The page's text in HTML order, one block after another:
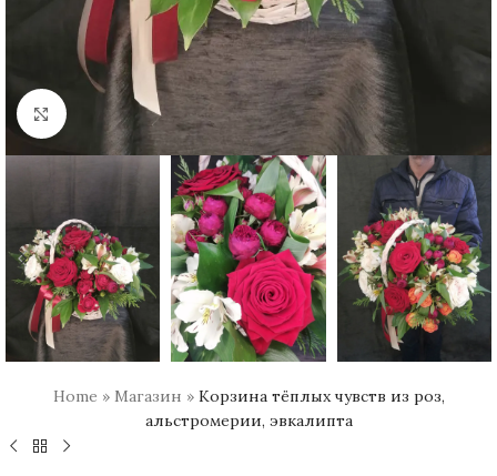
Увеличить
Home » Магазин » Корзина тёплых чувств из роз,
альстромерии, эвкалипта